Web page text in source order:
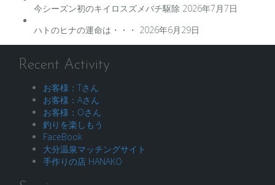
今シーズン初のキイロスズメバチ駆除 2026年7月7日
ハトのヒナの運命は・・・ 2026年6月29日
Recent Activity
お客様：Tさん
お客様：Aさん
お客様：Oさん
釣りを楽しもう
FaceBook
大分温泉マッチングサイト
手作りの店 HANAKO